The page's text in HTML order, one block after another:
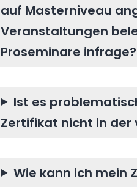
auf Masterniveau
Veranstaltungen
Proseminare infrage?
Ist es
Zertifikat nicht in der
Wie kann ich mein